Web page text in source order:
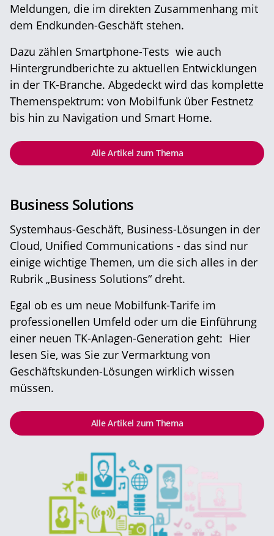
Meldungen, die im direkten Zusammenhang mit
dem Endkunden-Geschäft stehen.
Dazu zählen Smartphone-Tests wie auch
Hintergrundberichte zu aktuellen Entwicklungen
in der TK-Branche. Abgedeckt wird das komplette
Themenspektrum: von Mobilfunk über Festnetz
bis hin zu Navigation und Smart Home.
Alle Artikel zum Thema
Business Solutions
Systemhaus-Geschäft, Business-Lösungen in der
Cloud, Unified Communications - das sind nur
einige wichtige Themen, um die sich alles in der
Rubrik „Business Solutions“ dreht.
Egal ob es um neue Mobilfunk-Tarife im
professionellen Umfeld oder um die Einführung
einer neuen TK-Anlagen-Generation geht: Hier
lesen Sie, was Sie zur Vermarktung von
Geschäftskunden-Lösungen wirklich wissen
müssen.
Alle Artikel zum Thema